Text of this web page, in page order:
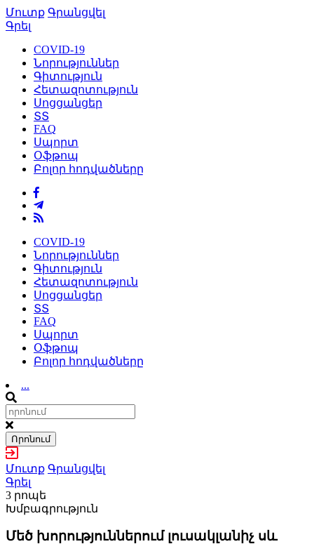
Մուտք Գրանցվել
Գրել
COVID-19
Նորություններ
Գիտություն
Հետազոտություն
Սոցցանցեր
ՏՏ
FAQ
Սպորտ
Օֆթոպ
Բոլոր հոդվածները
COVID-19
Նորություններ
Գիտություն
Հետազոտություն
Սոցցանցեր
ՏՏ
FAQ
Սպորտ
Օֆթոպ
Բոլոր հոդվածները
...
Որոնում
Մուտք Գրանցվել
Գրել
3 րոպե
Խմբագրություն
Մեծ խորություններում լուսակլանիչ սև